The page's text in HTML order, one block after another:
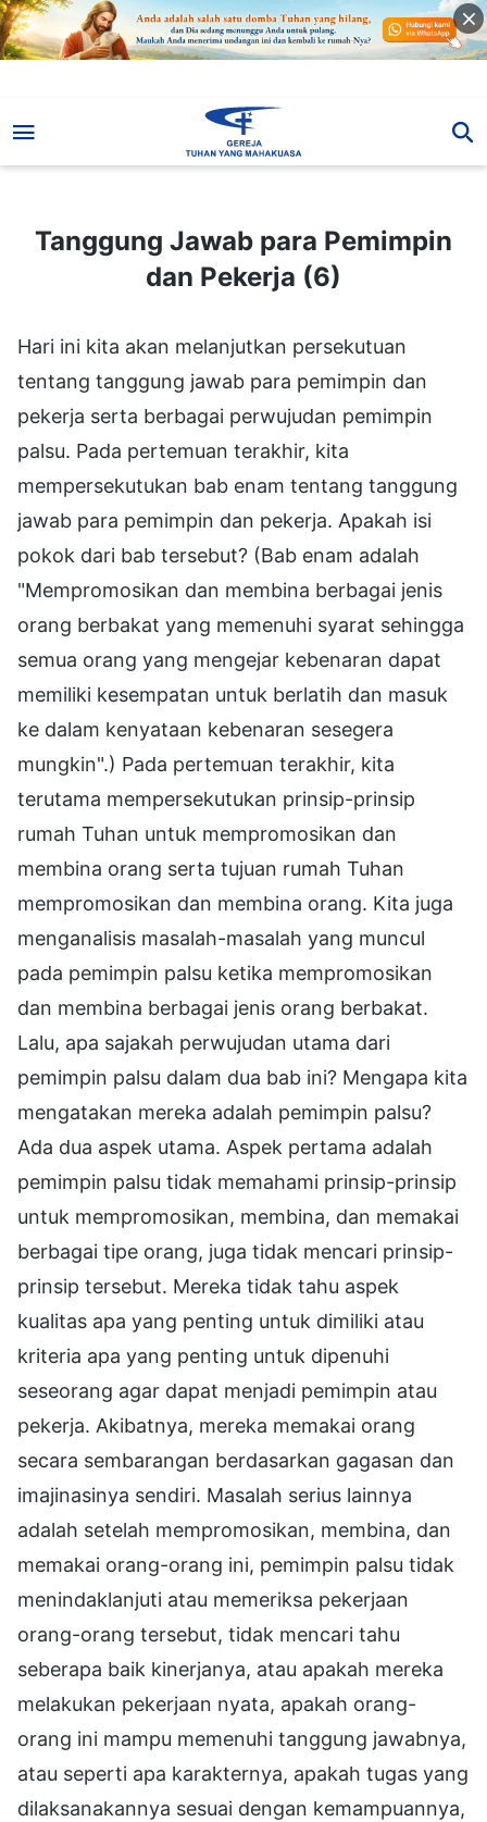
Tanggung Jawab para Pemimpin dan Pekerja (6)
Tanggung Jawab para Pemimpin
dan Pekerja (6)
Hari ini kita akan melanjutkan persekutuan
tentang tanggung jawab para pemimpin dan
pekerja serta berbagai perwujudan pemimpin
palsu. Pada pertemuan terakhir, kita
mempersekutukan bab enam tentang tanggung
jawab para pemimpin dan pekerja. Apakah isi
pokok dari bab tersebut? (Bab enam adalah
"Mempromosikan dan membina berbagai jenis
orang berbakat yang memenuhi syarat sehingga
semua orang yang mengejar kebenaran dapat
memiliki kesempatan untuk berlatih dan masuk
ke dalam kenyataan kebenaran sesegera
mungkin".) Pada pertemuan terakhir, kita
terutama mempersekutukan prinsip-prinsip
rumah Tuhan untuk mempromosikan dan
membina orang serta tujuan rumah Tuhan
mempromosikan dan membina orang. Kita juga
menganalisis masalah-masalah yang muncul
pada pemimpin palsu ketika mempromosikan
dan membina berbagai jenis orang berbakat.
Lalu, apa sajakah perwujudan utama dari
pemimpin palsu dalam dua bab ini? Mengapa kita
mengatakan mereka adalah pemimpin palsu?
Ada dua aspek utama. Aspek pertama adalah
pemimpin palsu tidak memahami prinsip-prinsip
untuk mempromosikan, membina, dan memakai
berbagai tipe orang, juga tidak mencari prinsip-
prinsip tersebut. Mereka tidak tahu aspek
kualitas apa yang penting untuk dimiliki atau
kriteria apa yang penting untuk dipenuhi
seseorang agar dapat menjadi pemimpin atau
pekerja. Akibatnya, mereka memakai orang
secara sembarangan berdasarkan gagasan dan
imajinasinya sendiri. Masalah serius lainnya
adalah setelah mempromosikan, membina, dan
memakai orang-orang ini, pemimpin palsu tidak
menindaklanjuti atau memeriksa pekerjaan
orang-orang tersebut, tidak mencari tahu
seberapa baik kinerjanya, atau apakah mereka
melakukan pekerjaan nyata, apakah orang-
orang ini mampu memenuhi tanggung jawabnya,
atau seperti apa karakternya, apakah tugas yang
dilaksanakannya sesuai dengan kemampuannya,